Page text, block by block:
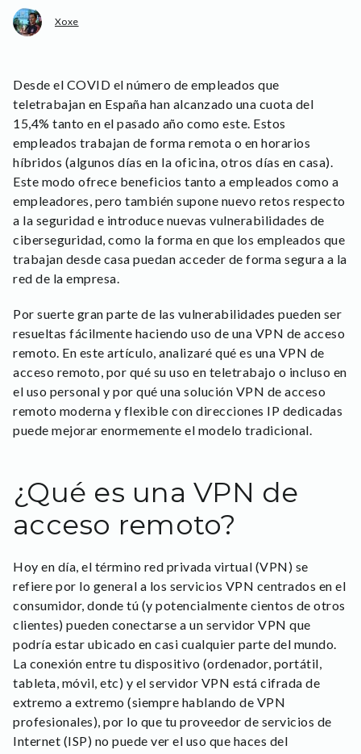
Xoxe
Desde el COVID el número de empleados que
teletrabajan en España han alcanzado una cuota del
15,4% tanto en el pasado año como este. Estos
empleados trabajan de forma remota o en horarios
híbridos (algunos días en la oficina, otros días en casa).
Este modo ofrece beneficios tanto a empleados como a
empleadores, pero también supone nuevo retos respecto
a la seguridad e introduce nuevas vulnerabilidades de
ciberseguridad, como la forma en que los empleados que
trabajan desde casa puedan acceder de forma segura a la
red de la empresa.
Por suerte gran parte de las vulnerabilidades pueden ser
resueltas fácilmente haciendo uso de una VPN de acceso
remoto. En este artículo, analizaré qué es una VPN de
acceso remoto, por qué su uso en teletrabajo o incluso en
el uso personal y por qué una solución VPN de acceso
remoto moderna y flexible con direcciones IP dedicadas
puede mejorar enormemente el modelo tradicional.
¿Qué es una VPN de
acceso remoto?
Hoy en día, el término red privada virtual (VPN) se
refiere por lo general a los servicios VPN centrados en el
consumidor, donde tú (y potencialmente cientos de otros
clientes) pueden conectarse a un servidor VPN que
podría estar ubicado en casi cualquier parte del mundo.
La conexión entre tu dispositivo (ordenador, portátil,
tableta, móvil, etc) y el servidor VPN está cifrada de
extremo a extremo (siempre hablando de VPN
profesionales), por lo que tu proveedor de servicios de
Internet (ISP) no puede ver el uso que haces del